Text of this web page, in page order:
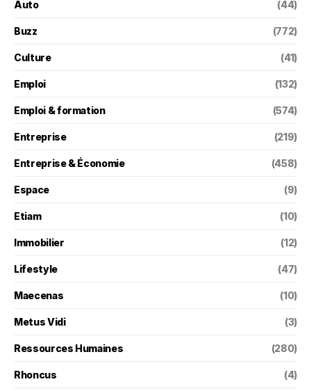
Auto (44)
Buzz (772)
Culture (41)
Emploi (132)
Emploi & formation (574)
Entreprise (219)
Entreprise & Économie (458)
Espace (9)
Etiam (10)
Immobilier (12)
Lifestyle (47)
Maecenas (10)
Metus Vidi (3)
Ressources Humaines (280)
Rhoncus (4)